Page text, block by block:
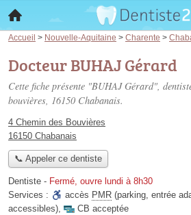
Accueil > Nouvelle-Aquitaine > Charente >
Docteur BUHAJ Gérard
Cette fiche présente "BUHAJ Gérard",
bouvières, 16150 Chabanais.
4 Chemin des Bouvières
16150 Chabanais
📞 Appeler ce dentiste
Dentiste - Fermé, ouvre lundi à 8h30
Services :
accès PMR (parking, entrée
accessibles), CB acceptée